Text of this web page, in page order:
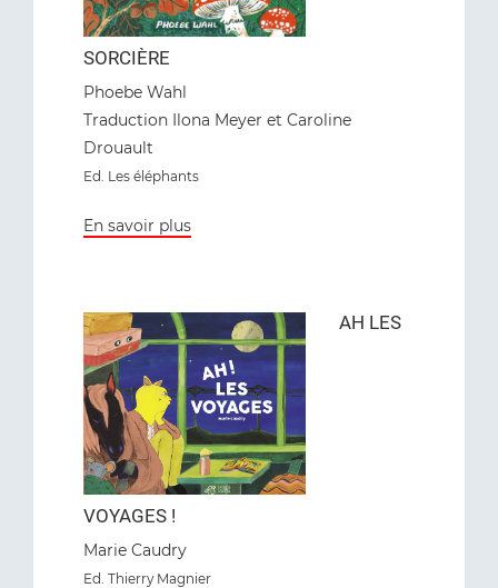
SORCIÈRE
Phoebe Wahl
Traduction Ilona Meyer et Caroline
Drouault
Ed. Les éléphants
En savoir plus
AH LES
VOYAGES !
Marie Caudry ​​​​​​
Ed. Thierry Magnier